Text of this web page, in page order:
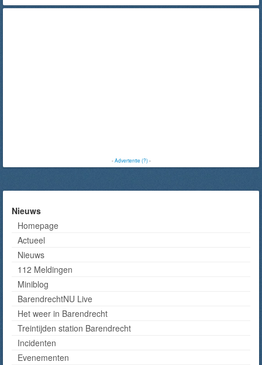
-Advertentie (?)-
Nieuws
Homepage
Actueel
Nieuws
112 Meldingen
Miniblog
BarendrechtNU Live
Het weer in Barendrecht
Treintijden station Barendrecht
Incidenten
Evenementen